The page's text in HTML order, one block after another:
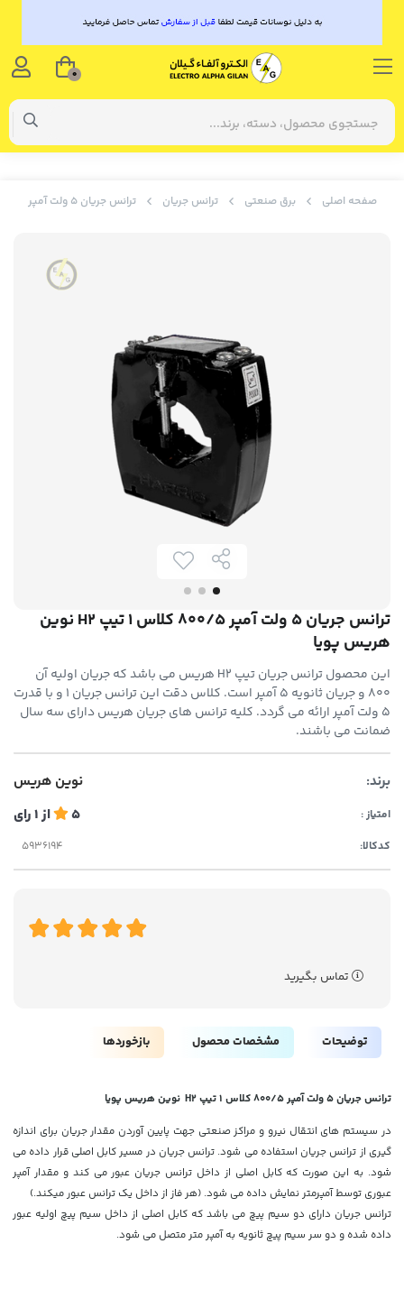
صفحه اصلی برق صنعتی ترانس جریان ترانس جریان 5 ولت آمپر 800/5 کلاس 1 تیپ H2 نوین هریس پویا
ترانس جریان 5 ولت آمپر 800/5 کلاس 1 تیپ H2 نوین
هریس پویا
این محصول ترانس جریان تیپ H2 هریس می باشد که جریان اولیه آن
800 و جریان ثانویه 5 آمپر است. کلاس دقت این ترانس جریان 1 و با قدرت
5 ولت آمپر ارائه می گردد. کلیه ترانس های جریان هریس دارای سه سال
ضمانت می باشند.
برند: نوین هریس
امتیاز : 5 از1رای
کدکالا:
تماس بگیرید
توضیحات مشخصات محصول بازخوردها
ترانس جریان 5 ولت آمپر 800/5 کلاس 1 تیپ H2 نوین هریس پویا
در سیستم های انتقال نیرو و مراکز صنعتی جهت پایین آوردن مقدار جریان برای اندازه
گیری از ترانس جریان استفاده می شود. ترانس جریان در مسیر کابل اصلی قرار داده می
شود. به این صورت که کابل اصلی از داخل ترانس جریان عبور می کند و مقدار آمپر
عبوری توسط آمپرمتر نمایش داده می شود. (هر فاز از داخل یک ترانس عبور میکند.)
ترانس جریان دارای دو سیم پیچ می باشد که کابل اصلی از داخل سیم پیچ اولیه عبور
داده شده و دو سر سیم پیچ ثانویه به آمپر متر متصل می شود.
0